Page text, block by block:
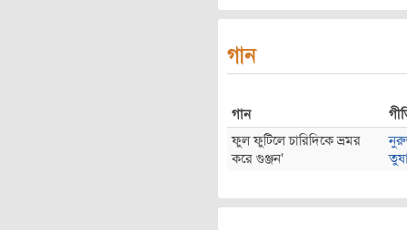
গান
গান
ফুল ফুটিলে চারিদিকে ভ্রমর
করে গুঞ্জন'